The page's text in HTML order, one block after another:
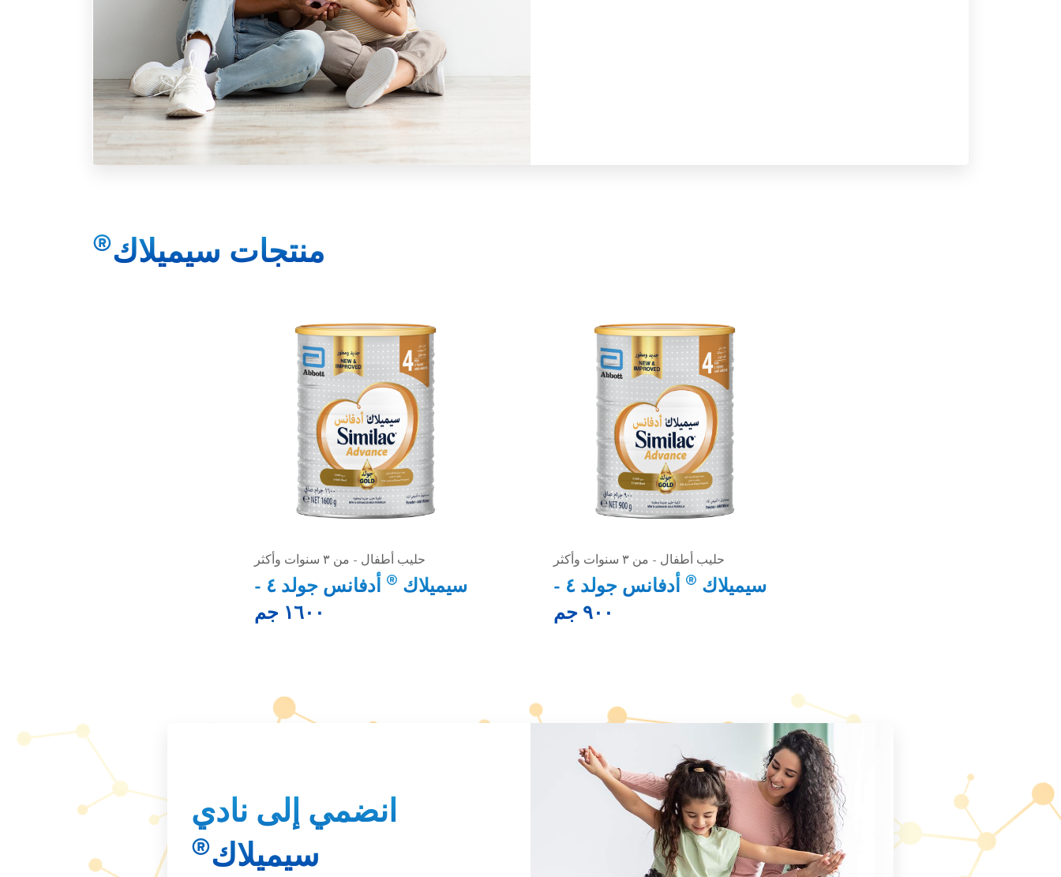
منتجات سيميلاك®
حليب أطفال - من ٣ سنوات وأكثر
سيميلاك ®
أدفانس جولد ٤ -
٩٠٠ جم
حليب أطفال - من ٣ سنوات وأكثر
سيميلاك ®
أدفانس جولد ٤ -
١٦٠٠ جم
انضمي إلى نادي
سيميلاك®